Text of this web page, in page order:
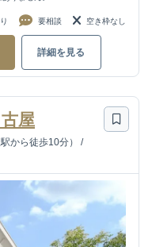
要相談 空き枠なし
詳細を見る
屋
から徒歩10分）
/